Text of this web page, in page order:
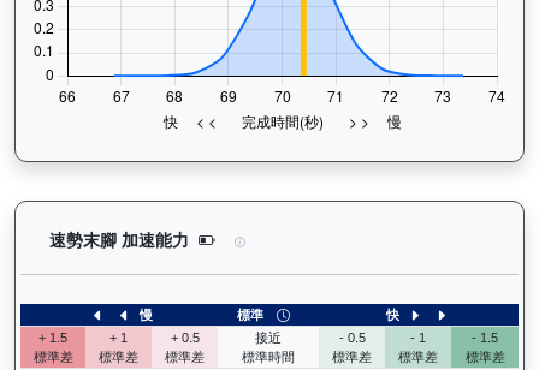
速勢末腳 加速能力 閃耀威龍（G427）— 速勢末腳加速
慢 標準
快
+ 1.5
標準差
+ 1
標準差
+ 0.5
標準差
接近
標準時間
- 0.5
標準差
- 1
標準差
- 1.5
標準差